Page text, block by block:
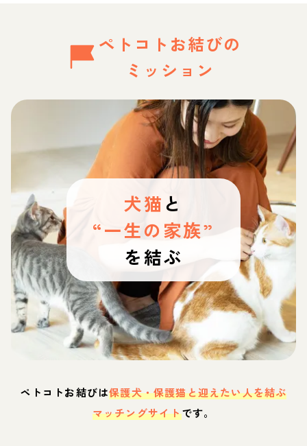
ペトコトお結びの
ミッション
犬猫 と
“一生の家族”
を結ぶ
ペトコトお結びは保護犬・保護猫と迎えたい人を結ぶ
マッチングサイトです。